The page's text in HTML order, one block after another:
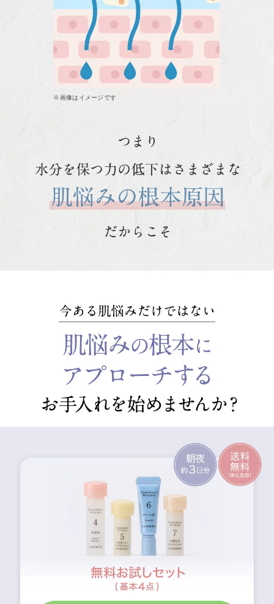
※画像はイメージです